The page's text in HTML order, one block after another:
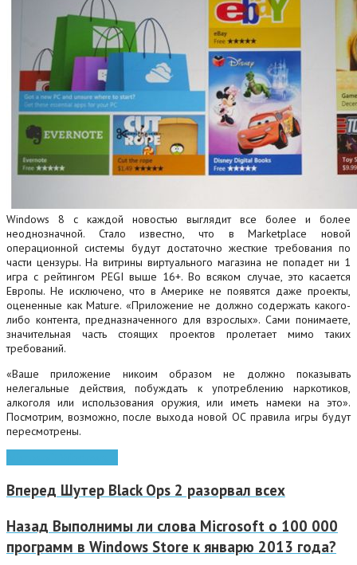
Windows 8 с каждой новостью выглядит все более и более
неоднозначной. Стало известно, что в Marketplace новой
операционной системы будут достаточно жесткие требования по
части цензуры. На витрины виртуального магазина не попадет ни 1
игра с рейтингом PEGI выше 16+. Во всяком случае, это касается
Европы. Не исключено, что в Америке не появятся даже проекты,
оцененные как Mature. «Приложение не должно содержать какого-
либо контента, предназначенного для взрослых». Сами понимаете,
значительная часть стоящих проектов пролетает мимо таких
требований.
«Ваше приложение никоим образом не должно показывать
нелегальные действия, побуждать к употреблению наркотиков,
алкоголя или использования оружия, или иметь намеки на это».
Посмотрим, возможно, после выхода новой ОС правила игры будут
пересмотрены.
Вперед Шутер Black Ops 2 разорвал всех
Назад Выполнимы ли слова Microsoft о 100 000
программ в Windows Store к январю 2013 года?